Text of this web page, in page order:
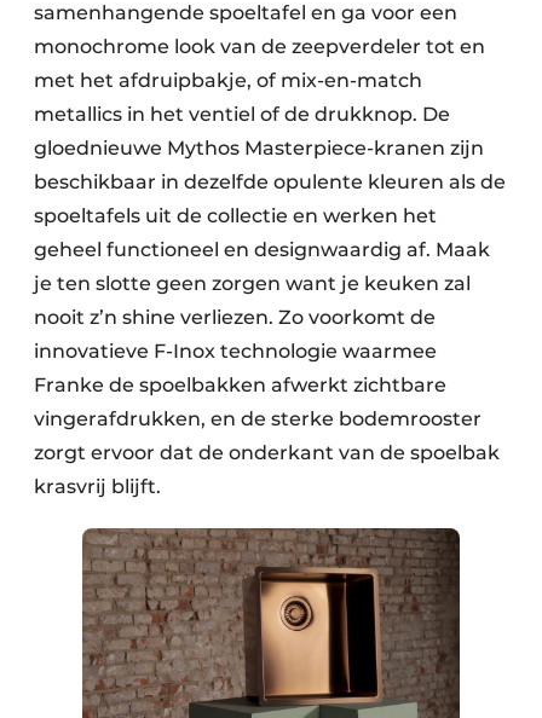
samenhangende spoeltafel en ga voor een
monochrome look van de zeepverdeler tot en
met het afdruipbakje, of mix-en-match
metallics in het ventiel of de drukknop. De
gloednieuwe Mythos Masterpiece-kranen zijn
beschikbaar in dezelfde opulente kleuren als de
spoeltafels uit de collectie en werken het
geheel functioneel en designwaardig af. Maak
je ten slotte geen zorgen want je keuken zal
nooit z’n shine verliezen. Zo voorkomt de
innovatieve F-Inox technologie waarmee
Franke de spoelbakken afwerkt zichtbare
vingerafdrukken, en de sterke bodemrooster
zorgt ervoor dat de onderkant van de spoelbak
krasvrij blijft.